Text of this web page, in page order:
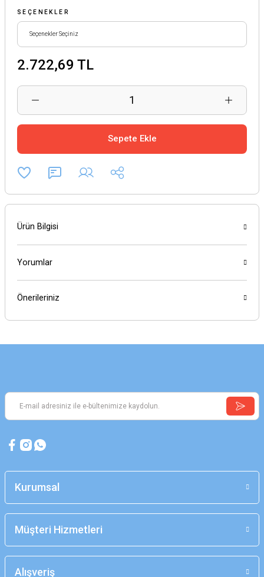
SEÇENEKLER
2.722,69 TL
Sepete Ekle
Ürün Bilgisi
Yorumlar
Önerileriniz
Kurumsal
Müşteri Hizmetleri
Alışveriş